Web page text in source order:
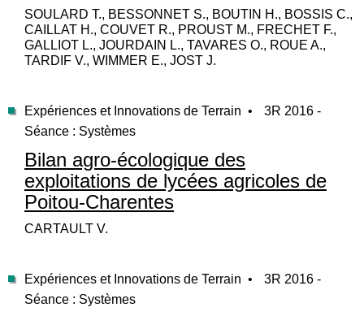
SOULARD T., BESSONNET S., BOUTIN H., BOSSIS C.,
CAILLAT H., COUVET R., PROUST M., FRECHET F.,
GALLIOT L., JOURDAIN L., TAVARES O., ROUE A.,
TARDIF V., WIMMER E., JOST J.
Expériences et Innovations de Terrain •
3R 2016 -
Séance : Systèmes
Bilan agro-écologique des
exploitations de lycées agricoles de
Poitou-Charentes
CARTAULT V.
Expériences et Innovations de Terrain •
3R 2016 -
Séance : Systèmes